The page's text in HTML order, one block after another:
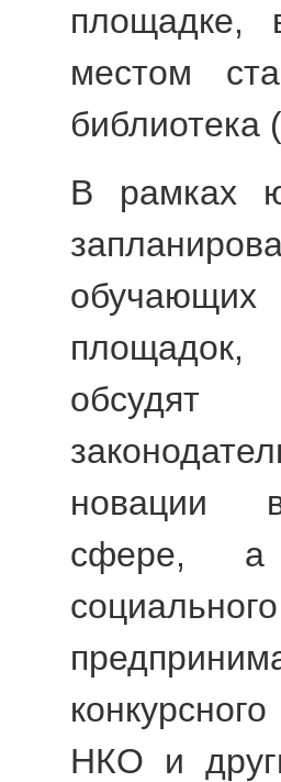
площадке,
местом
библиотека
В рамках
новации
сфере, а
социального
НКО и